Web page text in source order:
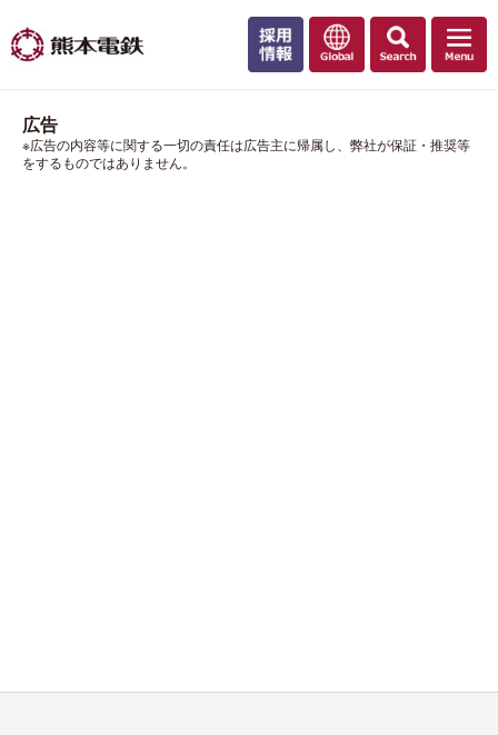
広告
※広告の内容等に関する一切の責任は広告主に帰属し、弊社が保証・推奨等
をするものではありません。